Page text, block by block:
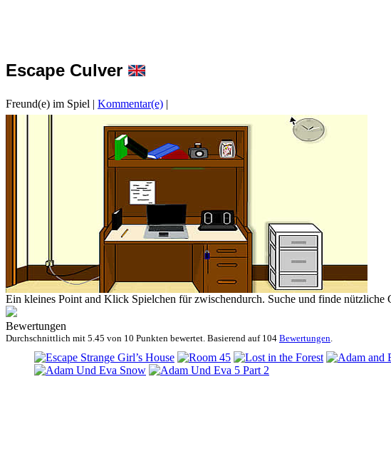
Escape Culver
Freund(e) im Spiel | Kommentar(e) |
Ein kleines Point and Klick Spielchen für zwischendurch. Suche und finde nützliche
Bewertungen
Durchschnittlich mit 5.45 von 10 Punkten bewertet. Basierend auf 104 Bewertungen